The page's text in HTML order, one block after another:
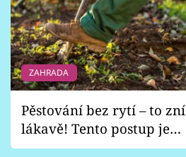
ZAHRADA
Pěstování bez rytí – to zní
lákavě! Tento postup je
vhodný jen pro některé